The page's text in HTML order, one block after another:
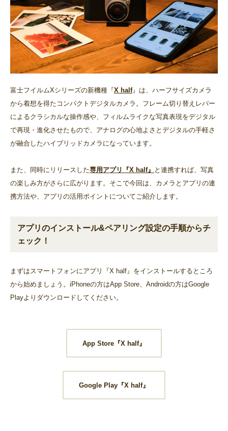
富士フイルムXシリーズの新機種『X half』は、ハーフサイズカメラ
から着想を得たコンパクトデジタルカメラ。フレーム切り替えレバー
によるクラシカルな操作感や、フィルムライクな写真表現をデジタル
で再現・進化させたもので、アナログの心地よさとデジタルの手軽さ
が融合したハイブリッドカメラになっています。
また、同時にリリースした専用アプリ『X half』 と連携すれば、写真
の楽しみ方がさらに広がります。そこで今回は、カメラとアプリの連
携方法や、アプリの活用ポイントについてご紹介します。
アプリのインストール&ペアリング設定の手順からチ
ェック！
まずはスマートフォンにアプリ『X half』をインストールするところ
から始めましょう。iPhoneの方はApp Store、Androidの方はGoogle
Playよりダウンロードしてください。
App Store『X half』
Google Play『X half』